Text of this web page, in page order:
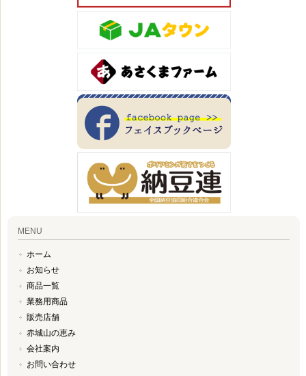
MENU
ホーム
お知らせ
商品一覧
業務用商品
販売店舗
赤城山の恵み
会社案内
お問い合わせ